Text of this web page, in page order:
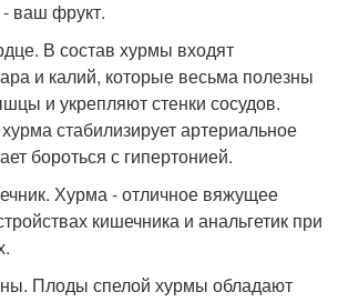
ваш фрукт.
В состав хурмы входят
и калий, которые весьма полезны
и укрепляют стенки сосудов.
стабилизирует артериальное
бороться с гипертонией.
Хурма - отличное вяжущее
кишечника и анальгетик при
Плоды спелой хурмы обладают